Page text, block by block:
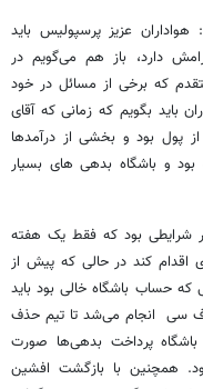
عزیز پرسپولیس باید
دارد، باز هم می‌گویم در
که برخی از مسائل در خود
باید بگویم که زمانی که آقای
پول بود و بخشی از درآمدها
و باشگاه بدهی های بسیار
شرایطی بود که فقط یک هفته
اقدام کند در حالی که پیش از
حساب باشگاه خالی بود باید
اف سی انجام می‌شد تا تیم حذف
پرداخت بدهی‌ها صورت
همچنین با بازگشت افشین